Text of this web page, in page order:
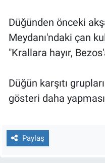
Düğünden önceki
Meydanı'ndaki çan
"Krallara hayır,
Düğün karşıtı
gösteri daha
Paylaş